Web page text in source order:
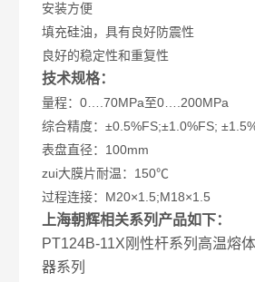
安装方便
填充硅油，具有良好防震性
良好的稳定性和重复性
技术规格：
量程：0….70MPa至0….200MPa
综合精度：±0.5%FS;±1.0%FS;
表盘直径：100mm
zui大膜片耐温：150℃
过程连接：M20×1.5;M18×1.5
上海朝辉相关系列产品如下：
PT124B-11X刚性杆系列高温熔
器系列